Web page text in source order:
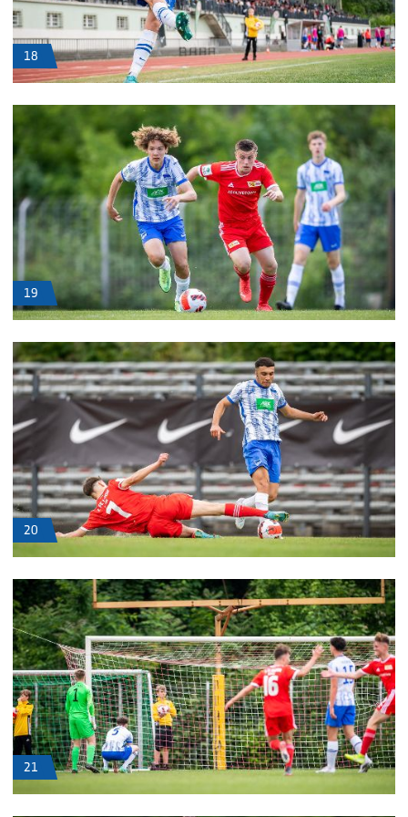
18
19
20
21